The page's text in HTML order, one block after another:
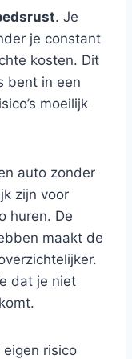
. Je
je constant
kosten. Dit
bent in een
moeilijk
auto zonder
zijn voor
huren. De
maakt de
dat je niet
risico